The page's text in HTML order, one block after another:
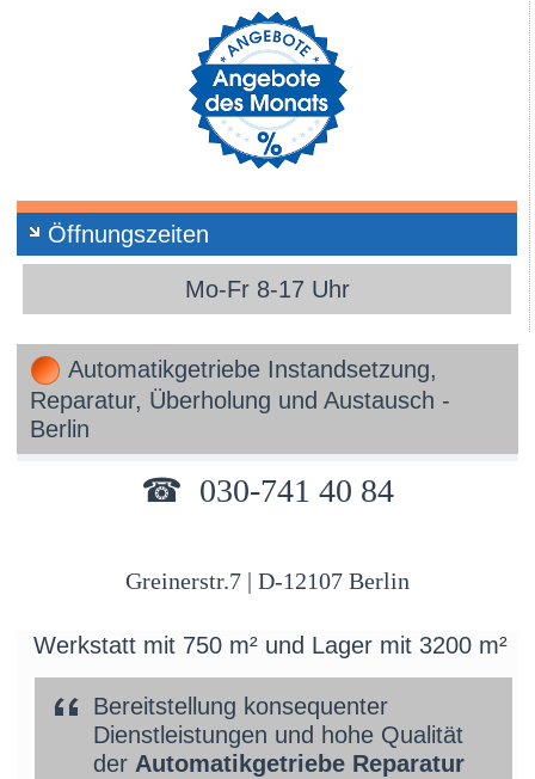
Öffnungszeiten
Mo-Fr 8-17 Uhr
Automatikgetriebe Instandsetzung,
Reparatur, Überholung und Austausch -
Berlin
☎ 030-741 40 84
Greinerstr.7 | D-12107 Berlin
Werkstatt mit 750 m² und Lager mit 3200 m²
Bereitstellung konsequenter
Dienstleistungen und hohe Qualität
der Automatikgetriebe Reparatur